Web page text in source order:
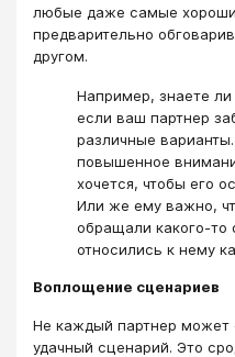
любые даже самые
предварительно
другом.
Например, знаете
если ваш партнер
различные
повышенное
хочется, чтобы его
Или же ему важно,
обращали какого-то
относились к нему
Воплощение сценариев
Не каждый партнер может
удачный сценарий. Это